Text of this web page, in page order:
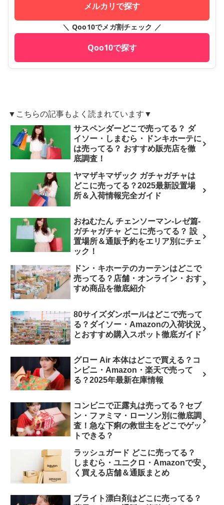
メルカリで探す
＼ Qoo10でメガ割チェック ／
Qoo10で探す
▼こちらの記事もよく読まれています▼
サスペンダーどこで売ってる？ ダ
イソー・しまむら・ドンキホーテに
は売ってる？ おすすめ販売店を徹
底調査！
ヤマザキマザック ガチャガチャは
どこに売ってる？2025最新設置場
所＆入荷情報完全ガイド
おねむたん チェンソーマン-レゼ篇-
ガチャガチャ どこに売ってる？ 設
置場所＆通販予約をエリア別にチェ
ック！
ドン・キホーテのカーテンはどこで
売ってる？店舗・オンライン・おす
すめ商品を徹底紹介
80サイズダンボールはどこで売って
る？ダイソー・Amazonの入荷状況
とおすすめ購入スポット徹底ガイド
グロー Air 本体はどこで買える？コ
ンビニ・Amazon・楽天で売って
る？2025年最新在庫情報
コンビニで正露丸は売ってる？セブ
ン・ファミマ・ローソン別に徹底調
査！急な下痢の救世主をどこでゲッ
トできる？
ラッシュガード どこに売ってる？
しまむら・ユニクロ・Amazonで安
く買える店舗＆通販まとめ
ブライト漂白剤はどこに売ってる？